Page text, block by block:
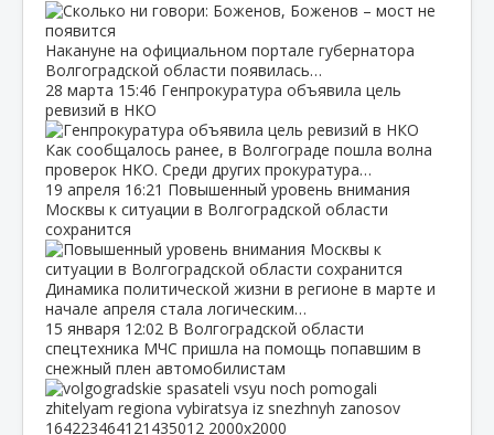
Накануне на официальном портале губернатора
Волгоградской области появилась…
28 марта 15:46 Генпрокуратура объявила цель
ревизий в НКО
Как сообщалось ранее, в Волгограде пошла волна
проверок НКО. Среди других прокуратура…
19 апреля 16:21 Повышенный уровень внимания
Москвы к ситуации в Волгоградской области
сохранится
Динамика политической жизни в регионе в марте и
начале апреля стала логическим…
15 января 12:02 В Волгоградской области
спецтехника МЧС пришла на помощь попавшим в
снежный плен автомобилистам